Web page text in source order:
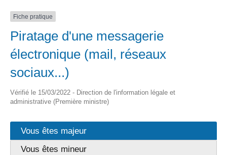
Fiche pratique
Piratage d'une messagerie
électronique (mail, réseaux
sociaux...)
Vérifié le 15/03/2022 - Direction de l'information légale et
administrative (Première ministre)
Vous êtes majeur
Vous êtes mineur